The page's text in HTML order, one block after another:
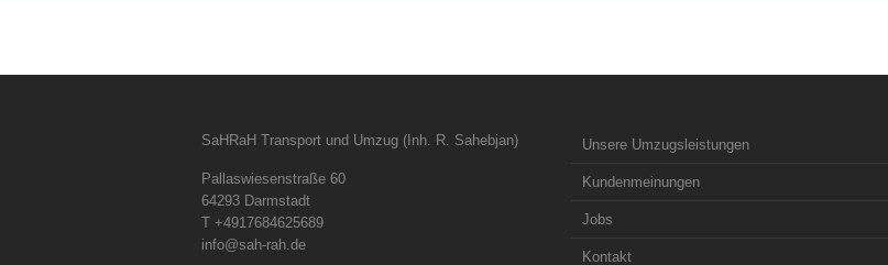
SaHRaH Transport und Umzug (Inh. R. Sahebjan)
Pallaswiesenstraße 60
64293 Darmstadt
T +4917684625689
info@sah-rah.de
Unsere Umzugsleistungen
Kundenmeinungen
Jobs
Kontakt